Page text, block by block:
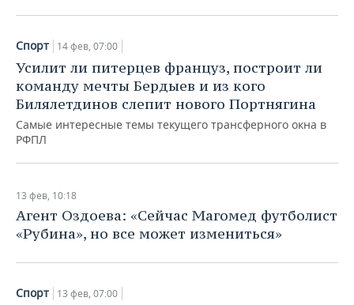
Спорт 14 фев, 07:00
Усилит ли питерцев француз, построит ли
команду мечты Бердыев и из кого
Билялетдинов слепит нового Портнягина
Самые интересные темы текущего трансферного окна в
РФПЛ
13 фев, 10:18
Агент Оздоева: «Cейчас Магомед футболист
«Рубина», но все может измениться»
Спорт 13 фев, 07:00